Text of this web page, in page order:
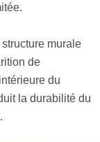
murale
de
du
la durabilité du